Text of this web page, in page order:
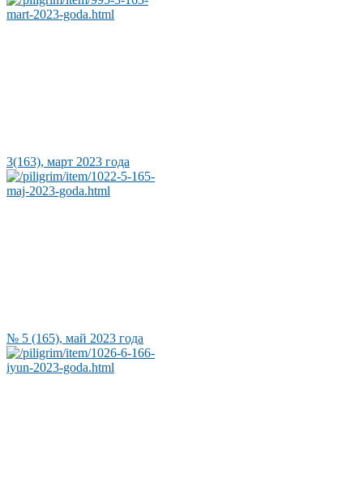
3(163), март 2023 года
№ 5 (165), май 2023 года